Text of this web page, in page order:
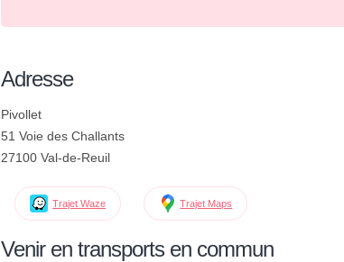
Adresse
Pivollet
51 Voie des Challants
27100 Val-de-Reuil
Trajet Waze Trajet Maps
Venir en transports en commun